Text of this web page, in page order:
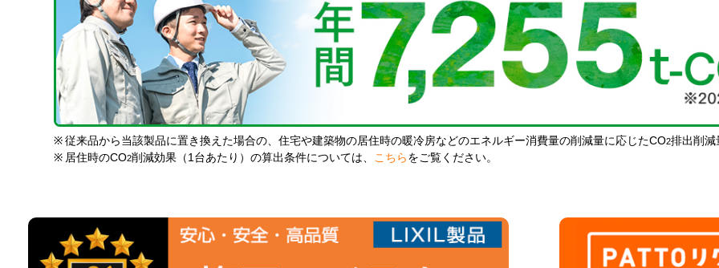
※ 従来品から当該製品に置き換えた場合の、住宅や建築物の居住時の暖冷房などのエネルギー消費量の削減量に応じたCO2排出削減
※ 居住時のCO2削減効果（1台あたり）の算出条件については、 こちら をご覧ください。